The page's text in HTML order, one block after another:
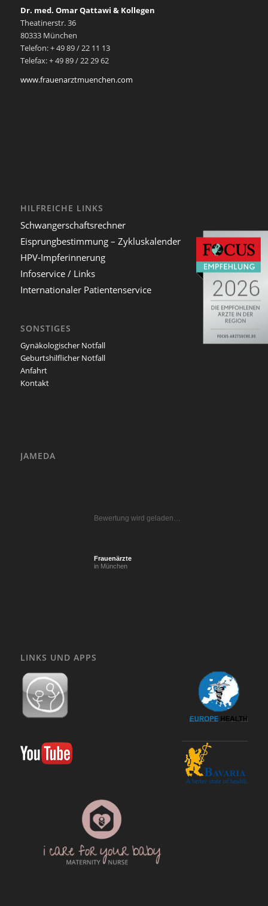
Dr. med. Omar Qattawi & Kollegen
Theatinerstr. 36
80333 München
Telefon: + 49 89 / 22 11 13
Telefax: + 49 89 / 22 29 62
www.frauenarztmuenchen.com
HILFREICHE LINKS
Schwangerschaftsrechner
Eisprungbestimmung – Zykluskalender
HPV-Impferinnerung
Infoservice / Links
Internationaler Patientenservice
SONSTIGES
Gynäkologischer Notfall
Geburtshilflicher Notfall
Anfahrt
Kontakt
JAMEDA
Bewertung wird geladen…
Frauenärzte
in München
LINKS UND APPS